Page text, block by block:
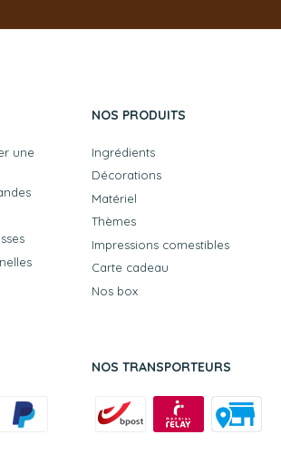
une
NOS PRODUITS
Ingrédients
Décorations
Matériel
Thèmes
Impressions comestibles
Carte cadeau
Nos box
NOS TRANSPORTEURS